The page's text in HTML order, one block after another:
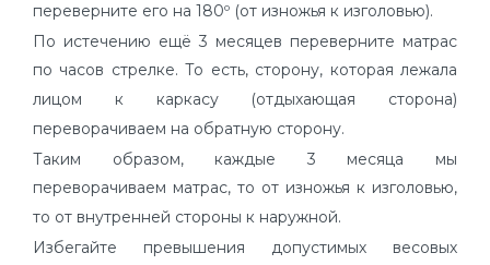
переверните его на 180º (от изножья к изголовью).
По истечению ещё 3 месяцев переверните матрас
по часов стрелке. То есть, сторону, которая лежала
лицом к каркасу (отдыхающая сторона)
переворачиваем на обратную сторону.
Таким образом, каждые 3 месяца мы
переворачиваем матрас, то от изножья к изголовью,
то от внутренней стороны к наружной.
Избегайте превышения допустимых весовых